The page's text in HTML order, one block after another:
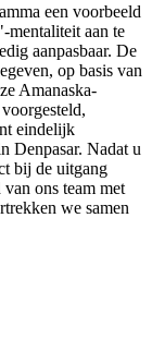
een voorbeeld
mentaliteit aan te
aanpasbaar. De
op basis van
Amanaska-
eindelijk
Denpasar. Nadat u
bij de uitgang
ons team met
we samen